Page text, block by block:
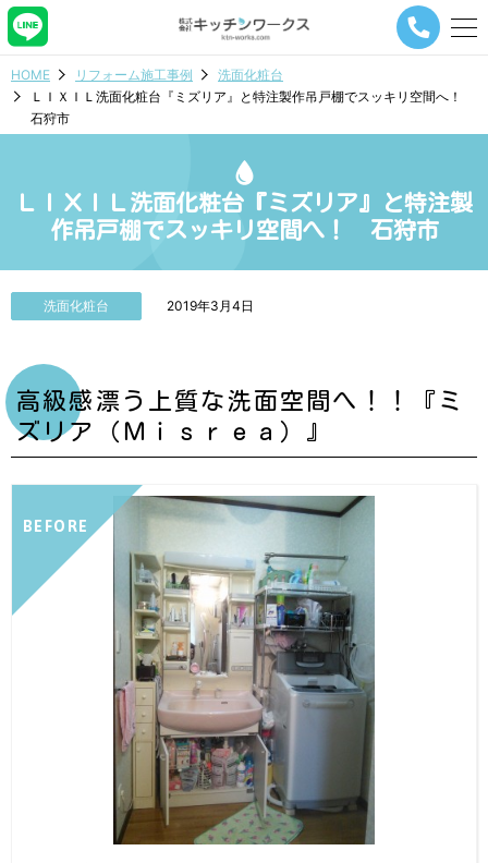
メ
ビ
シ
ョ
タ
HOME リフォーム施工事例
洗面化粧台
ＬＩＸＩＬ洗面化粧台『ミズリア』と特注製作吊戸棚でスッキリ空間へ！
石狩市
ＬＩＸＩＬ洗面化粧台『ミズリア』と特注製
作吊戸棚でスッキリ空間へ！ 石狩市
洗面化粧台 2019年3月4日
高級感漂う上質な洗面空間へ！！『ミ
ズリア（Ｍｉｓｒｅａ）』
BEFORE